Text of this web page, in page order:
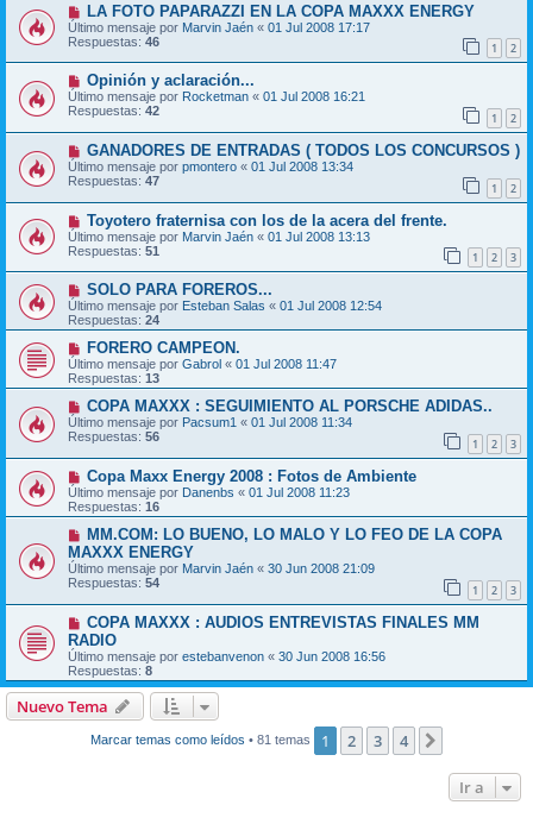
LA FOTO PAPARAZZI EN LA COPA MAXXX ENERGY
Último mensaje por Marvin Jaén « 01 Jul 2008 17:17
Respuestas: 46 1 2
Opinión y aclaración...
Último mensaje por Rocketman « 01 Jul 2008 16:21
Respuestas: 42 1 2
GANADORES DE ENTRADAS ( TODOS LOS CONCURSOS )
Último mensaje por pmontero « 01 Jul 2008 13:34
Respuestas: 47 1 2
Toyotero fraternisa con los de la acera del frente.
Último mensaje por Marvin Jaén « 01 Jul 2008 13:13
Respuestas: 51 1 2 3
SOLO PARA FOREROS...
Último mensaje por Esteban Salas « 01 Jul 2008 12:54
Respuestas: 24
FORERO CAMPEON.
Último mensaje por Gabrol « 01 Jul 2008 11:47
Respuestas: 13
COPA MAXXX : SEGUIMIENTO AL PORSCHE ADIDAS..
Último mensaje por Pacsum1 « 01 Jul 2008 11:34
Respuestas: 56 1 2 3
Copa Maxx Energy 2008 : Fotos de Ambiente
Último mensaje por Danenbs « 01 Jul 2008 11:23
Respuestas: 16
MM.COM: LO BUENO, LO MALO Y LO FEO DE LA COPA
MAXXX ENERGY
Último mensaje por Marvin Jaén « 30 Jun 2008 21:09
Respuestas: 54 1 2 3
COPA MAXXX : AUDIOS ENTREVISTAS FINALES MM
RADIO
Último mensaje por estebanvenon « 30 Jun 2008 16:56
Respuestas: 8
Nuevo Tema
Marcar temas como leídos • 81 temas 1 2 3 4
Ir a